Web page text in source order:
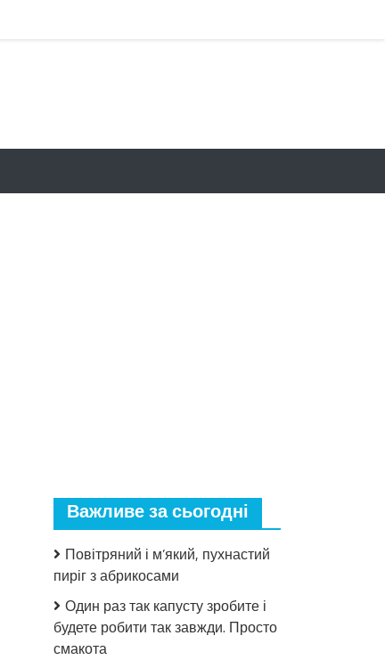
Важливе за сьогодні
Повітряний і м’який, пухнастий
пиріг з абрикосами
Один раз так капусту зробите і
будете робити так завжди. Просто
смакота